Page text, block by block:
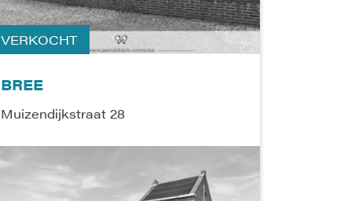
VERKOCHT
BREE
Muizendijkstraat 28